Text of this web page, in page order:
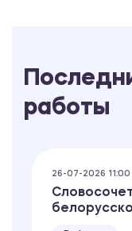
работы
26-07-2026 11:00